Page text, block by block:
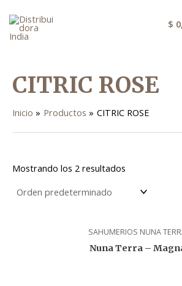
contenido
$
CITRIC ROSE
Inicio Productos CITRIC ROSE
Mostrando los 2 resultados
SAHUMERIOS NUNA
Nuna Terra –